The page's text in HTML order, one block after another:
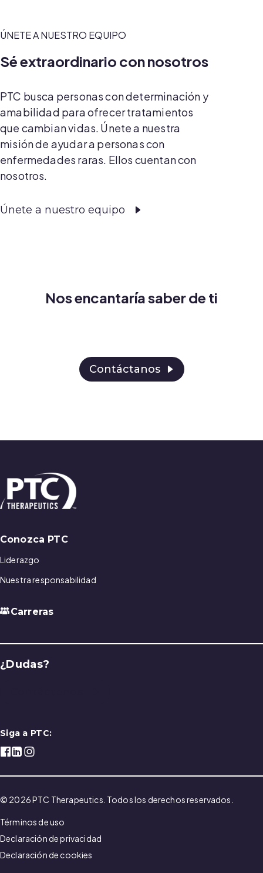
ÚNETE A NUESTRO EQUIPO
Sé extraordinario con nosotros
PTC busca personas con determinación y
amabilidad para ofrecer tratamientos
que cambian vidas. Únete a nuestra
misión de ayudar a personas con
enfermedades raras. Ellos cuentan con
nosotros.
Únete a nuestro equipo
Nos encantaría saber de ti
Contáctanos
Conozca PTC
Liderazgo
Nuestra responsabilidad
Carreras
¿Dudas?
Siga a PTC:
© 2026 PTC Therapeutics. Todos los derechos reservados.
Términos de uso
Declaración de privacidad
Declaración de cookies